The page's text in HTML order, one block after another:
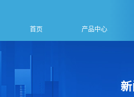
首页 产品中心